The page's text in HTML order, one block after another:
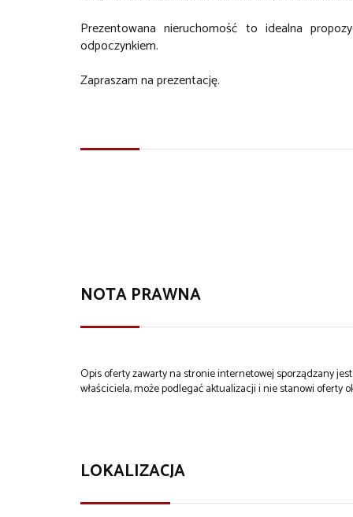
Prezentowana nieruchomość to idealna
odpoczynkiem.
Zapraszam na prezentację.
NOTA PRAWNA
Opis oferty zawarty na stronie internetowej sporządzany
właściciela, może podlegać aktualizacji i nie stanowi oferty
LOKALIZACJA